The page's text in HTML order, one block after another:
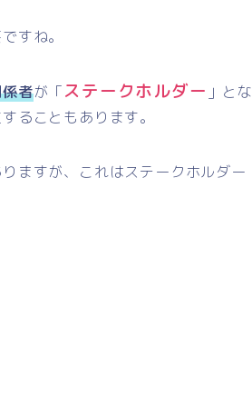
すね。
者が「ステークホルダー 」とな
ることもあります。
ますが、これはステークホルダー